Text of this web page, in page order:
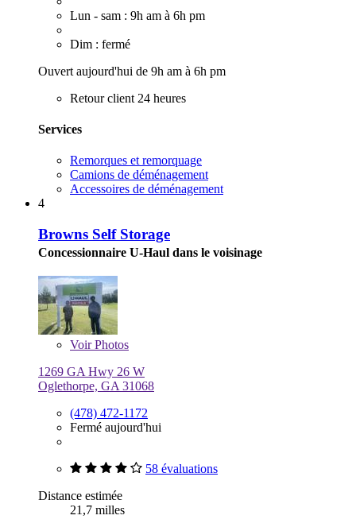
Lun - sam : 9h am à 6h pm
Dim : fermé
Ouvert aujourd'hui de 9h am à 6h pm
Retour client 24 heures
Services
Remorques et remorquage
Camions de déménagement
Accessoires de déménagement
4
Browns Self Storage
Concessionnaire U-Haul dans le voisinage
VoirPhotos
1269 GA Hwy 26 W
Oglethorpe, GA 31068
(478) 472-1172
Fermé aujourd'hui
58 évaluations
Distance estimée
21,7 milles